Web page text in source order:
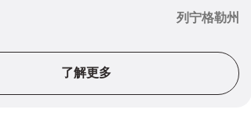
列宁格勒州
了解更多